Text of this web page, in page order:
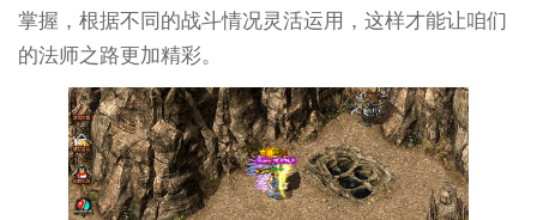
掌握，根据不同的战斗情况灵活运用，这样才能让咱们
的法师之路更加精彩。